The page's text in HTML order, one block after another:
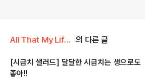
All That My Life/My Food 의 다른 글
[시금치 샐러드] 달달한 시금치는 생으로도
좋아!!